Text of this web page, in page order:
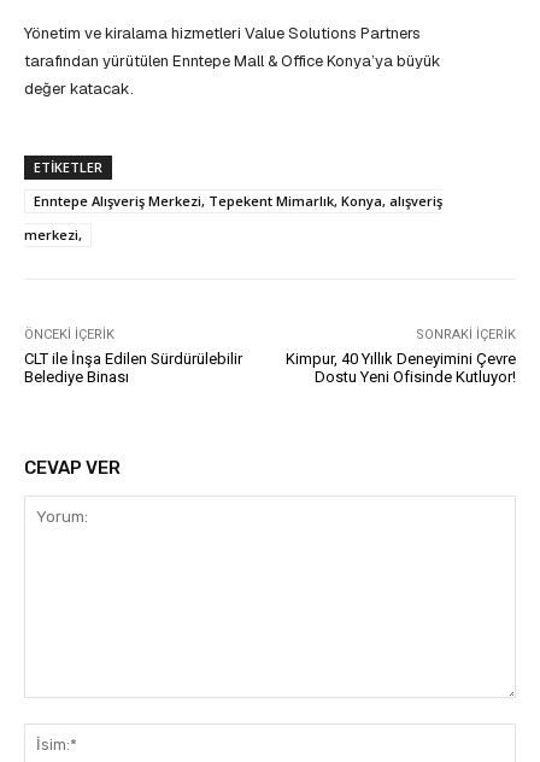
Yönetim ve kiralama hizmetleri Value Solutions Partners
tarafından yürütülen Enntepe Mall & Office Konya’ya büyük
değer katacak.
ETIKETLER
Enntepe Alışveriş Merkezi, Tepekent Mimarlık, Konya, alışveriş
merkezi,
ÖNCEKI İÇERIK
CLT ile İnşa Edilen Sürdürülebilir
Belediye Binası
SONRAKI İÇERIK
Kimpur, 40 Yıllık Deneyimini Çevre
Dostu Yeni Ofisinde Kutluyor!
CEVAP VER